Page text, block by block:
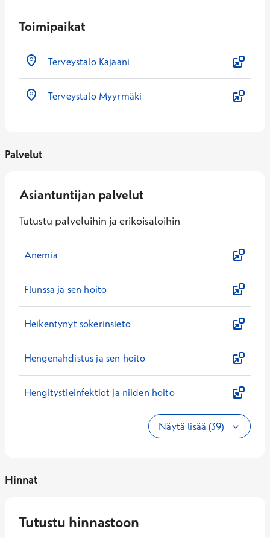
Toimipaikat
Terveystalo Kajaani
Terveystalo Myyrmäki
Palvelut
Asiantuntijan palvelut
Tutustu palveluihin ja erikoisaloihin
Anemia
Flunssa ja sen hoito
Heikentynyt sokerinsieto
Hengenahdistus ja sen hoito
Hengitystieinfektiot ja niiden hoito
Näytä lisää (39)
Hinnat
Tutustu hinnastoon